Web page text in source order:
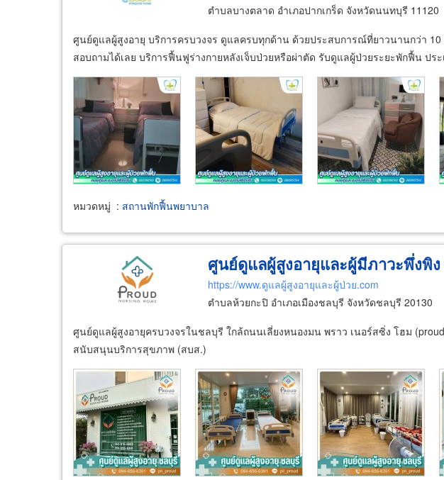
ตำบลบางตลาด อำเภอปากเกร็ด จังหวัดนนทบุรี 11120
ศูนย์ดูแลผู้สูงอายุ บริการครบวงจร ดูแลครบทุกด้าน ด้วยประสบการณ์ที่ยาวนานกว่า
สอบถามได้เลย บริการฟื้นฟูร่างกายหลังเจ็บป่วยหรือผ่าตัด รับดูแลผู้ป่วยระยะพักฟื้น ป
หมวดหมู่ : สถานพักฟื้นพยาบาล
ศูนย์ดูแลผู้สูงอายุและผู้มีภาวะพึ่งพิ
https://www.ดูแลผู้สูงอายุและผู้ป่วย.com
ตำบลห้วยกะปิ อำเภอเมืองชลบุรี จังหวัดชลบุรี 20130
ศูนย์ดูแลผู้สูงอายุครบวงจรในชลบุรี ใกล้ถนนเลี่ยงหนองมน พราว เนอร์สซิ่ง โฮม
สนับสนุนบริการสุขภาพ (สบส.)